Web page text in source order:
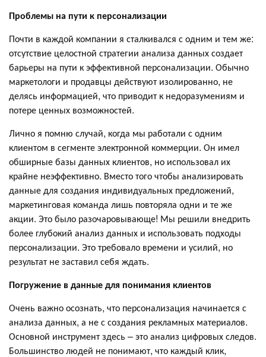
Проблемы на пути к персонализации
Почти в каждой компании я сталкивался с одним и тем же:
отсутствие целостной стратегии анализа данных создает
барьеры на пути к эффективной персонализации. Обычно
маркетологи и продавцы действуют изолированно, не
делясь информацией, что приводит к недоразумениям и
потере ценных возможностей.
Лично я помню случай, когда мы работали с одним
клиентом в сегменте электронной коммерции. Он имел
обширные базы данных клиентов, но использовал их
крайне неэффективно. Вместо того чтобы анализировать
данные для создания индивидуальных предложений,
маркетинговая команда лишь повторяла одни и те же
акции. Это было разочаровывающе! Мы решили внедрить
более глубокий анализ данных и использовать подходы
персонализации. Это требовало времени и усилий, но
результат не заставил себя ждать.
Погружение в данные для понимания клиентов
Очень важно осознать, что персонализация начинается с
анализа данных, а не с создания рекламных материалов.
Основной инструмент здесь – это анализ цифровых следов.
Большинство людей не понимают, что каждый клик,